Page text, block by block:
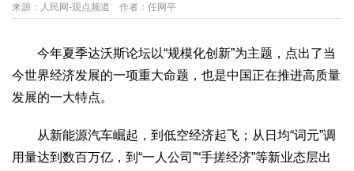
经济转型
供给侧改革
深化改革 依法治国
观察思考
中华文化 核心价值 文化产业 文化事业
艺术百家
来源： 人民网-观点频道 作者： 任网平
今年夏季达沃斯论坛以“规模化创新”为主题，点出了当
今世界经济发展的一项重大命题，也是中国正在推进高质量
发展的一大特点。
从新能源汽车崛起，到低空经济起飞；从日均“词元”调
用量达到数百万亿，到“一人公司”“手搓经济”等新业态层出